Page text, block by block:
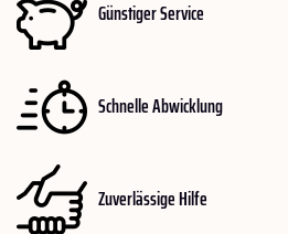
Günstiger Service
Schnelle Abwicklung
Zuverlässige Hilfe